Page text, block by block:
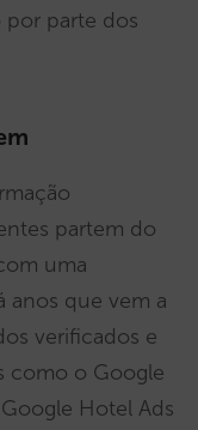
por parte dos
partem do
uma
anos que vem a
verificados e
como o Google
Hotel Ads